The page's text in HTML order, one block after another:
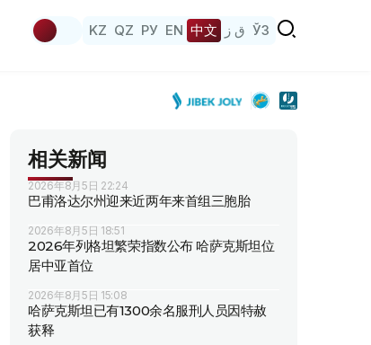
KZ QZ РУ EN 中文 ق ز ЎЗ
相关新闻
2026年8月5日 22:24
巴甫洛达尔州迎来近两年来首组三胞胎
2026年8月5日 18:51
2026年列格坦繁荣指数公布 哈萨克斯坦位
居中亚首位
2026年8月5日 15:08
哈萨克斯坦已有1300余名服刑人员因特赦
获释